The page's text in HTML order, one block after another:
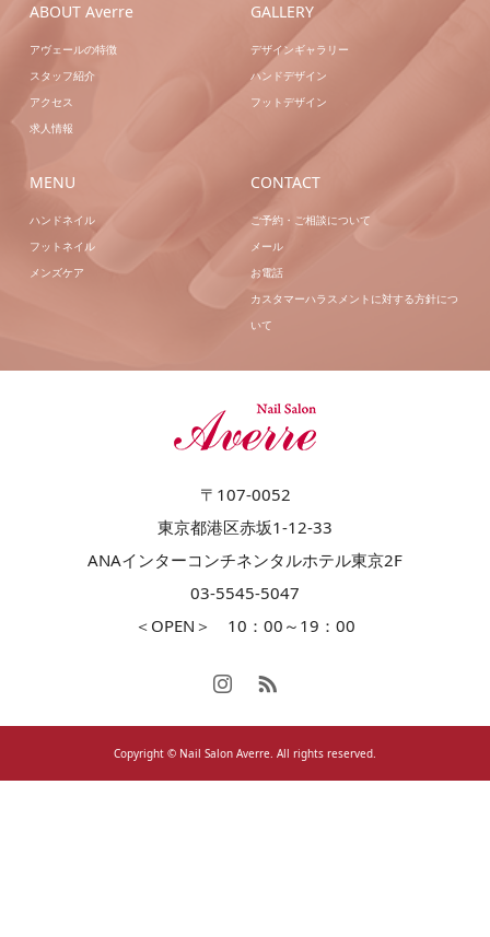
ABOUT Averre
アヴェールの特徴
スタッフ紹介
アクセス
求人情報
GALLERY
デザインギャラリー
ハンドデザイン
フットデザイン
MENU
ハンドネイル
フットネイル
メンズケア
CONTACT
ご予約・ご相談について
メール
お電話
カスタマーハラスメントに対する方針につ
いて
〒107-0052
東京都港区赤坂1-12-33
ANAインターコンチネンタルホテル東京2F
03-5545-5047
＜OPEN＞ 10：00～19：00
Copyright © Nail Salon Averre. All rights reserved.